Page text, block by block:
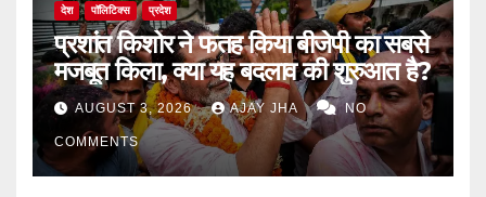
देश पॉलिटिक्स प्रदेश
प्रशांत किशोर ने फतह किया बीजेपी का सबसे
मजबूत किला, क्या यह बदलाव की शुरुआत है?
AUGUST 3, 2026 AJAY JHA NO
COMMENTS